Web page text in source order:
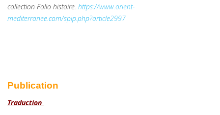
collection Folio histoire. https://www.orient-
mediterranee.com/spip.php?article2997
Publication
Traduction